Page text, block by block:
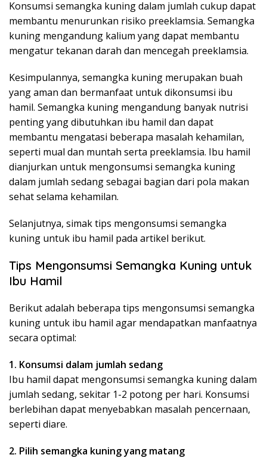
Konsumsi semangka kuning dalam jumlah cukup dapat
membantu menurunkan risiko preeklamsia. Semangka
kuning mengandung kalium yang dapat membantu
mengatur tekanan darah dan mencegah preeklamsia.
Kesimpulannya, semangka kuning merupakan buah
yang aman dan bermanfaat untuk dikonsumsi ibu
hamil. Semangka kuning mengandung banyak nutrisi
penting yang dibutuhkan ibu hamil dan dapat
membantu mengatasi beberapa masalah kehamilan,
seperti mual dan muntah serta preeklamsia. Ibu hamil
dianjurkan untuk mengonsumsi semangka kuning
dalam jumlah sedang sebagai bagian dari pola makan
sehat selama kehamilan.
Selanjutnya, simak tips mengonsumsi semangka
kuning untuk ibu hamil pada artikel berikut.
Tips Mengonsumsi Semangka Kuning untuk
Ibu Hamil
Berikut adalah beberapa tips mengonsumsi semangka
kuning untuk ibu hamil agar mendapatkan manfaatnya
secara optimal:
1. Konsumsi dalam jumlah sedang
Ibu hamil dapat mengonsumsi semangka kuning dalam
jumlah sedang, sekitar 1-2 potong per hari. Konsumsi
berlebihan dapat menyebabkan masalah pencernaan,
seperti diare.
2. Pilih semangka kuning yang matang